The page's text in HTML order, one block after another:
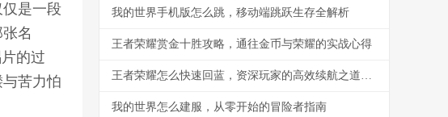
是一段
名
的过
苦力怕
我的世界手机版怎么跳，移动端跳跃生存全解析
王者荣耀赏金十胜攻略，通往金币与荣耀的实战心得
王者荣耀怎么快速回蓝，资深玩家的高效续航之道副标题：掌握这些技巧告别缺蓝困扰
我的世界怎么建服，从零开始的冒险者指南